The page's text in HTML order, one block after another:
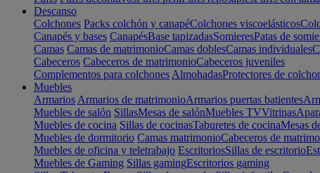
Descanso
Colchones Packs colchón y canapéColchones viscoelásticos
Canapés y bases CanapésBase tapizadasSomieresPatas de
Camas Camas de matrimonioCamas doblesCamas individuales
Cabeceros Cabeceros de matrimonioCabeceros juveniles
Complementos para colchones AlmohadasProtectores de
Muebles
Armarios Armarios de matrimonioArmarios puertas batientes
Muebles de salón SillasMesas de salónMuebles TVVitrinas
Muebles de cocina Sillas de cocinasTaburetes de cocinaMesas
Muebles de dormitorio Camas matrimonioCabeceros de
Muebles de oficina y teletrabajo EscritoriosSillas de escritorio
Muebles de Gaming Sillas gamingEscritorios gaming